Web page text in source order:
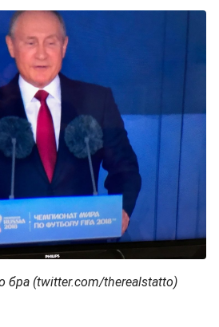
бра (twitter.com/therealstatto)